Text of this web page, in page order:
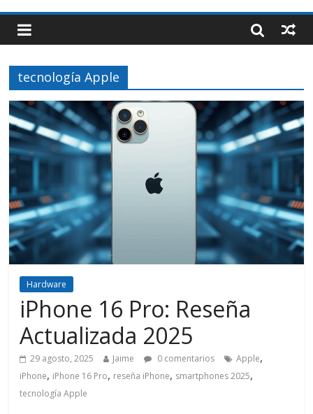
tecnología Apple
Hardware
iPhone 16 Pro: Reseña
Actualizada 2025
29 agosto, 2025 Jaime 0 comentarios Apple,
iPhone, iPhone 16 Pro, reseña iPhone, smartphones 2025,
tecnología Apple